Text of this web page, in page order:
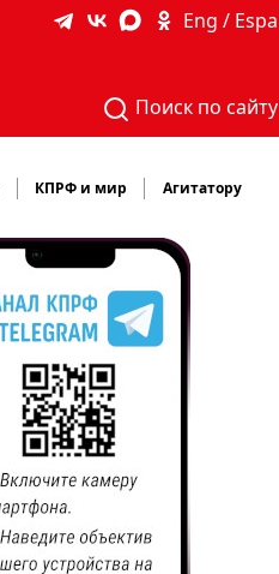
Eng / Espa
Поиск по сайту
КПРФ и мир Агитатору